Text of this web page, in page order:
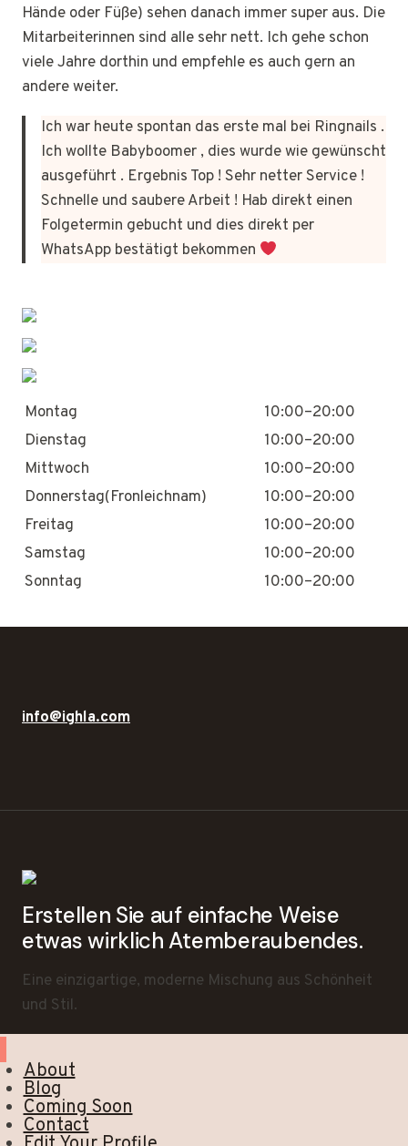
Hände oder Füße) sehen danach immer super aus. Die
Mitarbeiterinnen sind alle sehr nett. Ich gehe schon
viele Jahre dorthin und empfehle es auch gern an
andere weiter.
Ich war heute spontan das erste mal bei Ringnails .
Ich wollte Babyboomer , dies wurde wie gewünscht
ausgeführt . Ergebnis Top ! Sehr netter Service !
Schnelle und saubere Arbeit ! Hab direkt einen
Folgetermin gebucht und dies direkt per
WhatsApp bestätigt bekommen
Montag
10:00–20:00
Dienstag
10:00–20:00
Mittwoch
10:00–20:00
Donnerstag(Fronleichnam)
10:00–20:00
Freitag
10:00–20:00
Samstag
10:00–20:00
Sonntag
10:00–20:00
info@ighla.com
Erstellen Sie auf einfache Weise
etwas wirklich Atemberaubendes.
Eine einzigartige, moderne Mischung aus Schönheit
und Stil.
About
Blog
Coming Soon
Contact